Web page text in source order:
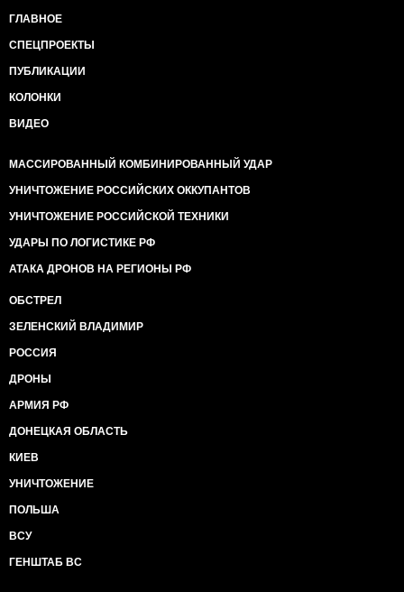
ГЛАВНОЕ
СПЕЦПРОЕКТЫ
ПУБЛИКАЦИИ
КОЛОНКИ
ВИДЕО
МАССИРОВАННЫЙ КОМБИНИРОВАННЫЙ УДАР
УНИЧТОЖЕНИЕ РОССИЙСКИХ ОККУПАНТОВ
УНИЧТОЖЕНИЕ РОССИЙСКОЙ ТЕХНИКИ
УДАРЫ ПО ЛОГИСТИКЕ РФ
АТАКА ДРОНОВ НА РЕГИОНЫ РФ
ОБСТРЕЛ
ЗЕЛЕНСКИЙ ВЛАДИМИР
РОССИЯ
ДРОНЫ
АРМИЯ РФ
ДОНЕЦКАЯ ОБЛАСТЬ
КИЕВ
УНИЧТОЖЕНИЕ
ПОЛЬША
ВСУ
ГЕНШТАБ ВС